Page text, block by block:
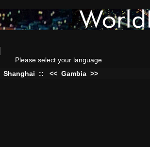
Please select your language
Shanghai :: << Gambia >>